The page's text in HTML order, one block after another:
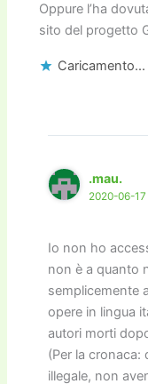
Oppure l’ha
sito del progetto
Caricamento...
.mau.
2020-06-
Io non ho
non è a quanto
semplicemente
opere in lingua
autori morti
(Per la cronaca:
illegale, non